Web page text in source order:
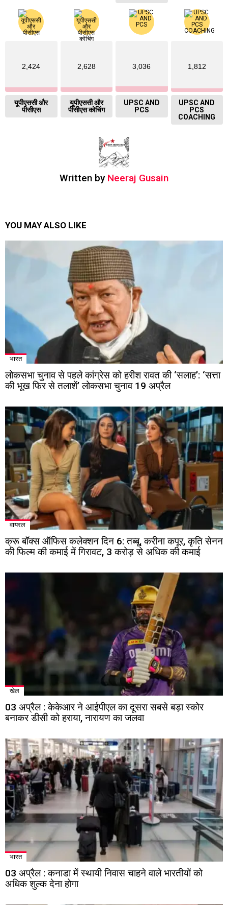
2,424
यूपीएससी और
पीसीएस
2,628
यूपीएससी और
पीसीएस कोचिंग
3,036
UPSC AND
PCS
1,812
UPSC AND
PCS
COACHING
Written by Neeraj Gusain
YOU MAY ALSO LIKE
भारत
लोकसभा चुनाव से पहले कांग्रेस को हरीश रावत की ‘सलाह’: ‘सत्ता
की भूख फिर से तलाशें’ लोकसभा चुनाव 19 अप्रैल
वायरल
क्रू बॉक्स ऑफिस कलेक्शन दिन 6: तब्बू, करीना कपूर, कृति सेनन
की फिल्म की कमाई में गिरावट, ₹3 करोड़ से अधिक की कमाई
खेल
03 अप्रैल : केकेआर ने आईपीएल का दूसरा सबसे बड़ा स्कोर
बनाकर डीसी को हराया, नारायण का जलवा
भारत
03 अप्रैल : कनाडा में स्थायी निवास चाहने वाले भारतीयों को
अधिक शुल्क देना होगा